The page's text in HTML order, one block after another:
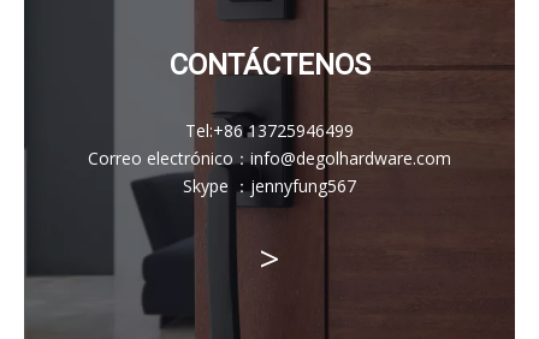
CONTÁCTENOS
Tel:+86 13725946499
Correo electrónico ： info@degolhardware.com
Skype ： jennyfung567
>